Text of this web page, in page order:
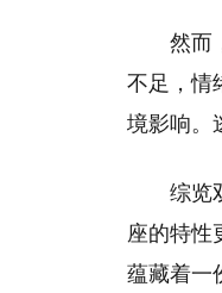
然而
不足，情
境影响。
综览
座的特性
蕴藏着一